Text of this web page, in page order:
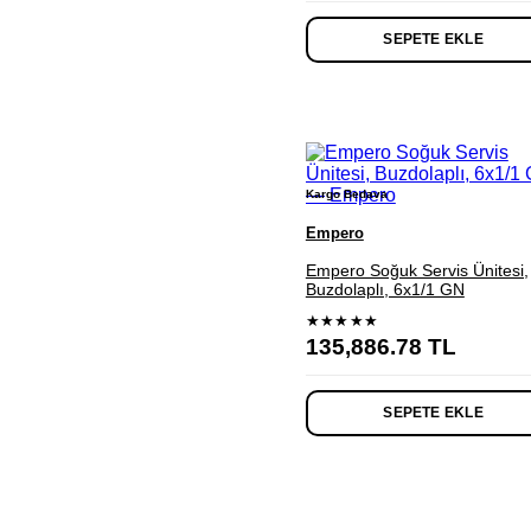
SEPETE EKLE
Kargo Bedava
Empero
Empero Soğuk Servis Ünitesi,
Buzdolaplı, 6x1/1 GN
★★★★★
135,886.78 TL
SEPETE EKLE